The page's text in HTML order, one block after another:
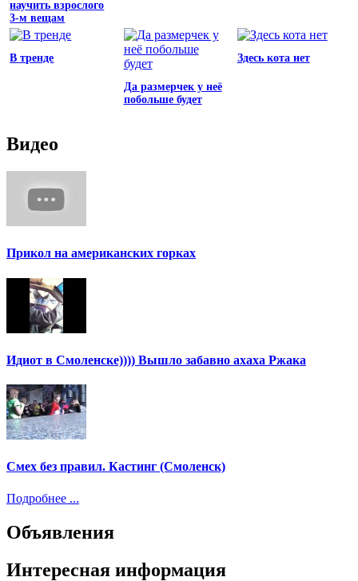
научить взрослого
3-м вещам
В тренде
Да размерчек у неё
побольше будет
Здесь кота нет
Видео
Прикол на американских горках
Идиот в Смоленске)))) Вышло забавно ахаха Ржака
Смех без правил. Кастинг (Смоленск)
Подробнее ...
Объявления
Интересная информация